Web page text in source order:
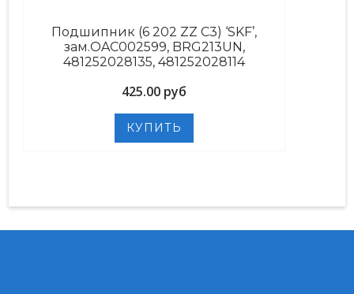
Подшипник (6 202 ZZ C3) ‘SKF’,
зам.OAC002599, BRG213UN,
481252028135, 481252028114
425.00 руб